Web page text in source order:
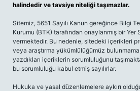
halindedir ve tavsiye niteliği taşımazlar.
Sitemiz, 5651 Sayılı Kanun gereğince Bilgi
Kurumu (BTK) tarafından onaylanmış bir Yer
vermektedir. Bu nedenle, sitedeki içerikleri
veya araştırma yükümlülüğümüz
yazdıkları içeriklerin sorumluluğunu
bu sorumluluğu kabul etmiş sayılırlar.
Hukuka ve yasal düzenlemelere aykırı